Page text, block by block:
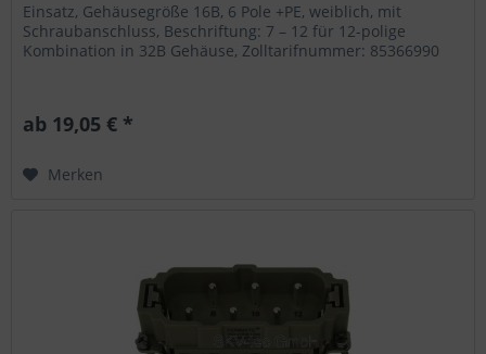
Einsatz, Gehäusegröße 16B, 6 Pole +PE, weiblich, mit
Schraubanschluss, Beschriftung: 7 – 12 für 12-polige
Kombination in 32B Gehäuse, Zolltarifnummer: 85366990
ab 19,05 € *
Merken